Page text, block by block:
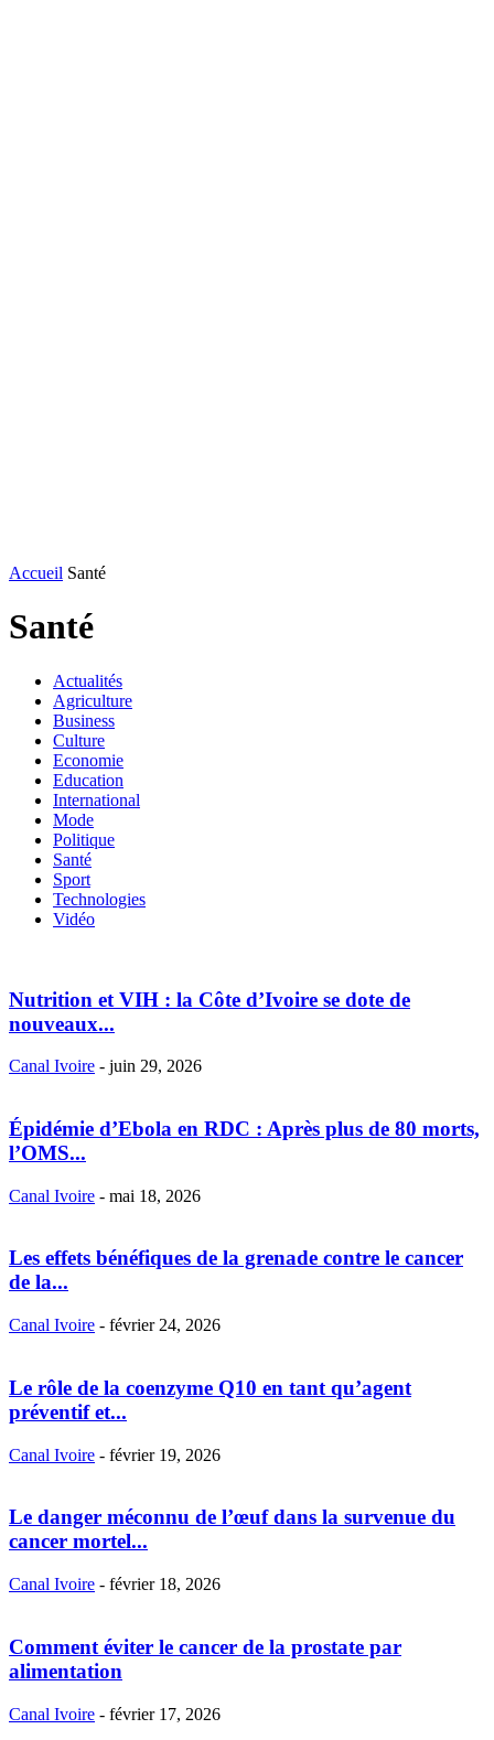
Accueil Santé
Santé
Actualités
Agriculture
Business
Culture
Economie
Education
International
Mode
Politique
Santé
Sport
Technologies
Vidéo
Nutrition et VIH : la Côte d’Ivoire se dote de
nouveaux...
Canal Ivoire - juin 29, 2026
Épidémie d’Ebola en RDC : Après plus de 80 morts,
l’OMS...
Canal Ivoire - mai 18, 2026
Les effets bénéfiques de la grenade contre le cancer
de la...
Canal Ivoire - février 24, 2026
Le rôle de la coenzyme Q10 en tant qu’agent
préventif et...
Canal Ivoire - février 19, 2026
Le danger méconnu de l’œuf dans la survenue du
cancer mortel...
Canal Ivoire - février 18, 2026
Comment éviter le cancer de la prostate par
alimentation
Canal Ivoire - février 17, 2026